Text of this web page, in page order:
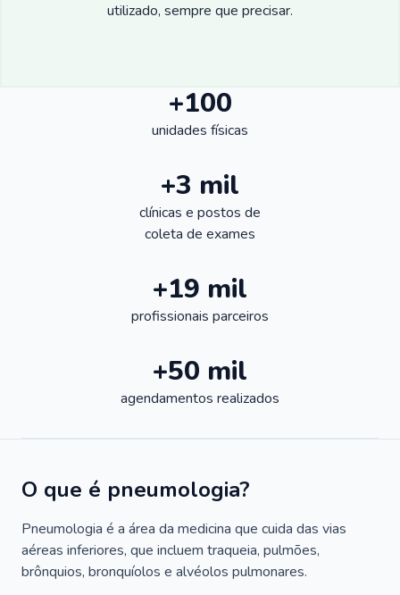
utilizado, sempre que precisar.
+100
unidades físicas
+3 mil
clínicas e postos de
coleta de exames
+19 mil
profissionais parceiros
+50 mil
agendamentos realizados
O que é pneumologia?
Pneumologia é a área da medicina que cuida das vias
aéreas inferiores, que incluem traqueia, pulmões,
brônquios, bronquíolos e alvéolos pulmonares.